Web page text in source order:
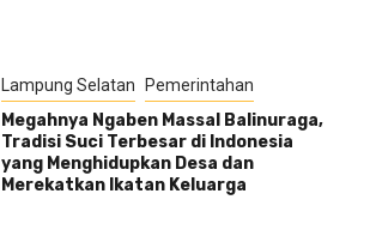
Lampung Selatan Pemerintahan
Megahnya Ngaben Massal Balinuraga,
Tradisi Suci Terbesar di Indonesia
yang Menghidupkan Desa dan
Merekatkan Ikatan Keluarga